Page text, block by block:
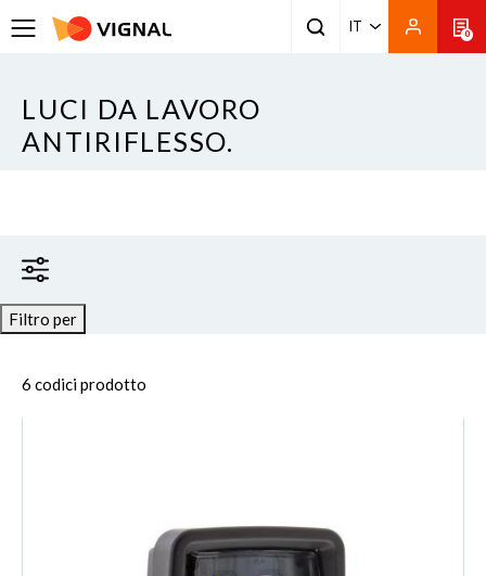
IT 0
LUCI DA LAVORO
ANTIRIFLESSO.
Filtro per
6 codici prodotto